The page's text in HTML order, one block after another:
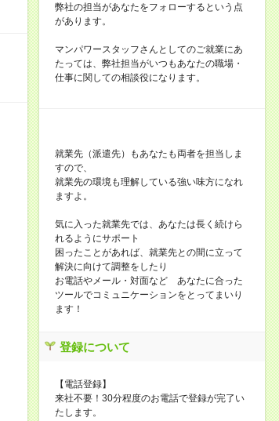
弊社の担当があなたをフォローするという点
があります。
マンパワースタッフさんとしてのご就業にあ
たっては、弊社担当がいつもあなたの職場・
仕事に関しての相談役になります。
就業先（派遣先）もあなたも両者を担当しま
すので、
就業先の環境も理解している強い味方になれ
ますよ。
気に入った就業先では、あなたは長く続けら
れるようにサポート
困ったことがあれば、就業先との間に立って
解決に向けて調整をしたり
お電話やメール・対面など あなたに合った
ツールでコミュニケーションをとってまいり
ます！
登録について
【電話登録】
来社不要！30分程度のお電話で登録が完了い
たします。